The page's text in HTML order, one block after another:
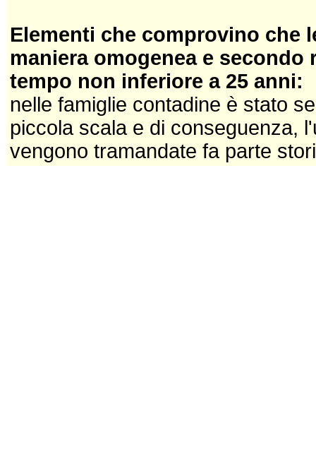
Elementi che comprovino che
maniera omogenea e
tempo non inferiore a 25 anni:
nelle famiglie contadine è stato
piccola scala e di conseguenza,
vengono tramandate fa parte